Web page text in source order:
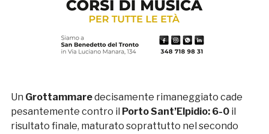
Un Grottammaredecisamente rimaneggiato cade
pesantemente contro il Porto Sant’Elpidio: 6-0il
risultato finale, maturato soprattutto nel secondo